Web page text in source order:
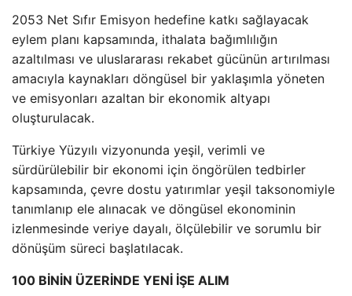
2053 Net Sıfır Emisyon hedefine katkı sağlayacak
eylem planı kapsamında, ithalata bağımlılığın
azaltılması ve uluslararası rekabet gücünün artırılması
amacıyla kaynakları döngüsel bir yaklaşımla yöneten
ve emisyonları azaltan bir ekonomik altyapı
oluşturulacak.
Türkiye Yüzyılı vizyonunda yeşil, verimli ve
sürdürülebilir bir ekonomi için öngörülen tedbirler
kapsamında, çevre dostu yatırımlar yeşil taksonomiyle
tanımlanıp ele alınacak ve döngüsel ekonominin
izlenmesinde veriye dayalı, ölçülebilir ve sorumlu bir
dönüşüm süreci başlatılacak.
100 BİNİN ÜZERİNDE YENİ İŞE ALIM